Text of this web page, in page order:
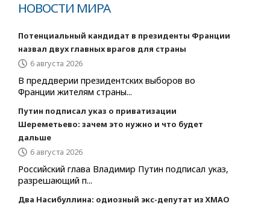
НОВОСТИ МИРА
Потенциальный кандидат в президенты Франции
назвал двух главных врагов для страны
6 августа 2026
В преддверии президентских выборов во
Франции жителям страны...
Путин подписал указ о приватизации
Шереметьево: зачем это нужно и что будет
дальше
6 августа 2026
Российский глава Владимир Путин подписал указ,
разрешающий п...
Два Насибуллина: одиозный экс-депутат из ХМАО